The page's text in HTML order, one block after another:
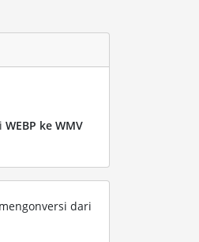
WEBP ke WMV
dari